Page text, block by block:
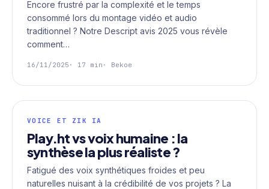
Encore frustré par la complexité et le temps
consommé lors du montage vidéo et audio
traditionnel ? Notre Descript avis 2025 vous révèle
comment…
16/11/2025 · 17 min · Bekoe
VOICE ET ZIK IA
Play.ht vs voix humaine : la
synthèse la plus réaliste ?
Fatigué des voix synthétiques froides et peu
naturelles nuisant à la crédibilité de vos projets ? La